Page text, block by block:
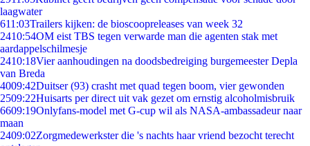
laagwater
611:03Trailers kijken: de bioscoopreleases van week 32
2410:54OM eist TBS tegen verwarde man die agenten stak met
aardappelschilmesje
2410:18Vier aanhoudingen na doodsbedreiging burgemeester Depla
van Breda
4009:42Duitser (93) crasht met quad tegen boom, vier gewonden
2509:22Huisarts per direct uit vak gezet om ernstig alcoholmisbruik
6609:19Onlyfans-model met G-cup wil als NASA-ambassadeur naar
maan
2409:02Zorgmedewerkster die 's nachts haar vriend bezocht terecht